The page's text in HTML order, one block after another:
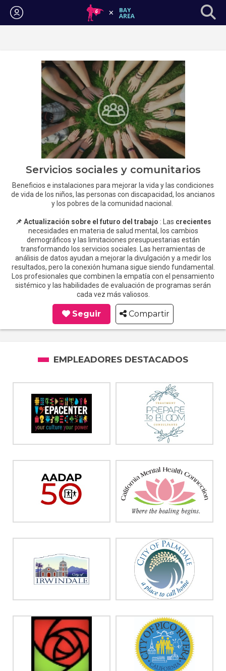
Iniciar sesión
Servicios sociales y comunitarios
Beneficios e instalaciones para mejorar la vida y las condiciones
de vida de los niños, las personas con discapacidad, los ancianos
y los pobres de la comunidad nacional.
📌 Actualización sobre el futuro del trabajo : Las crecientes
necesidades en materia de salud mental, los cambios
demográficos y las limitaciones presupuestarias están
transformando los servicios sociales. Las herramientas de
análisis de datos ayudan a mejorar la divulgación y a medir los
resultados, pero la conexión humana sigue siendo fundamental.
Los profesionales que combinen la empatía con el pensamiento
sistémico y las habilidades de evaluación de programas serán
cada vez más valiosos.
Seguir Compartir
EMPLEADORES DESTACADOS